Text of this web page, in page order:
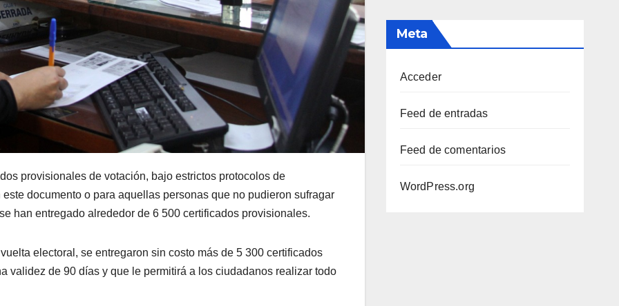
provisionales de votación, bajo estrictos protocolos de
documento o para aquellas personas que no pudieron sufragar
han entregado alrededor de 6 500 certificados provisionales.
electoral, se entregaron sin costo más de 5 300 certificados
validez de 90 días y que le permitirá a los ciudadanos realizar todo
Meta
Acceder
Feed de entradas
Feed de comentarios
WordPress.org